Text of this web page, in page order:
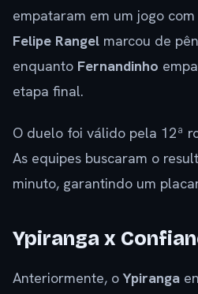
empataram em um jogo
Felipe Rangel marcou de
enquanto Fernandinho
etapa final.
O duelo foi válido pela 12ª
As equipes buscaram o
minuto, garantindo um
Ypiranga x
Anteriormente, oYpiranga